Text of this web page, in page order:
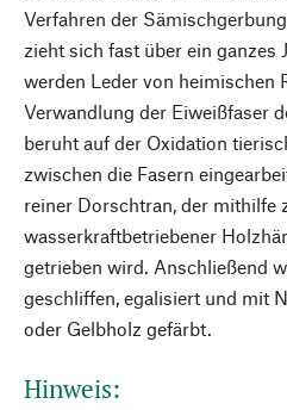
Verfahren der
zieht sich fast über ein ganzes
werden Leder von heimischen
Verwandlung der Eiweißfaser
beruht auf der Oxidation
zwischen die Fasern
reiner Dorschtran, der mithilfe
wasserkraftbetriebener
getrieben wird. Anschließend
geschliffen, egalisiert und mit
oder Gelbholz gefärbt.
Hinweis: